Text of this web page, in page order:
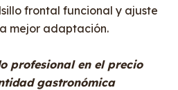
frontal funcional y ajuste
mejor adaptación.
profesional en el precio
gastronómica